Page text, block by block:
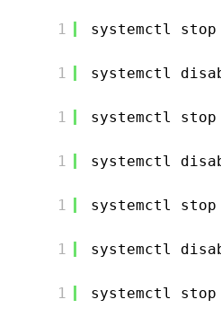
1 systemctl
1 systemctl
1 systemctl
1 systemctl
1 systemctl stop
1 systemctl
1 systemctl stop